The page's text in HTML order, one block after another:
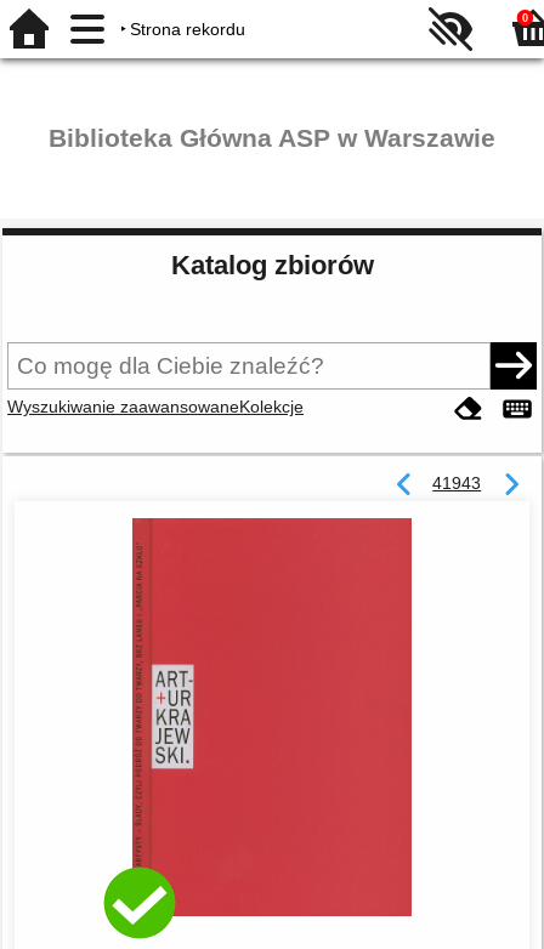
Strona rekordu
0
Biblioteka Główna ASP w Warszawie
Katalog zbiorów
Wyszukiwanie zaawansowaneKolekcje
41943